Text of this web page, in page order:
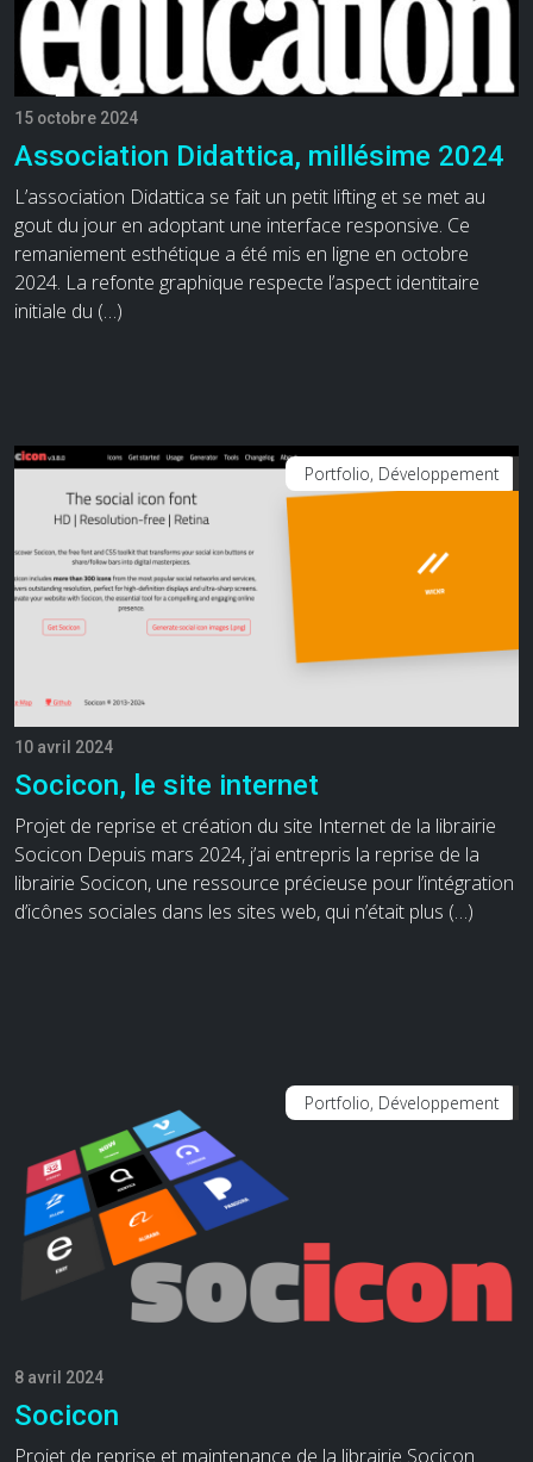
15 octobre 2024
Association Didattica, millésime 2024
L’association Didattica se fait un petit lifting et se met au
gout du jour en adoptant une interface responsive. Ce
remaniement esthétique a été mis en ligne en octobre
2024. La refonte graphique respecte l’aspect identitaire
initiale du (…)
Portfolio, Développement
10 avril 2024
Socicon, le site internet
Projet de reprise et création du site Internet de la librairie
Socicon Depuis mars 2024, j’ai entrepris la reprise de la
librairie Socicon, une ressource précieuse pour l’intégration
d’icônes sociales dans les sites web, qui n’était plus (…)
Portfolio, Développement
8 avril 2024
Socicon
Projet de reprise et maintenance de la librairie Socicon